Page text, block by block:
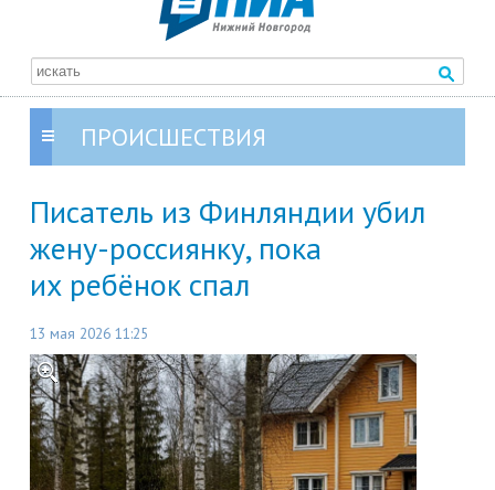
ПРОИСШЕСТВИЯ
Писатель из Финляндии убил
жену-россиянку, пока
их ребёнок спал
13 мая 2026 11:25